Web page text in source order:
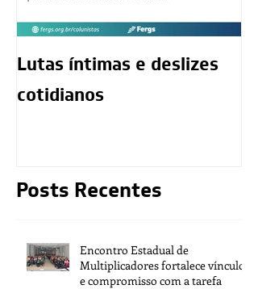
Lutas íntimas e deslizes
cotidianos
Posts Recentes
Encontro Estadual de
Multiplicadores fortalece vínculos
e compromisso com a tarefa